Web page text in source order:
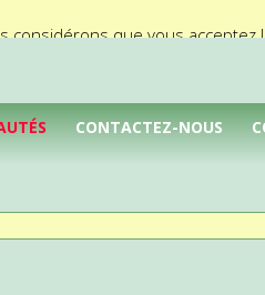
CONTACTEZ-NOUS
que vous acceptez